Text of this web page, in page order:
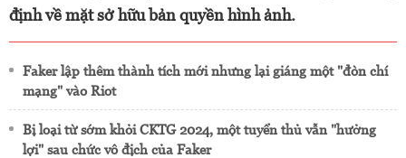
định về mặt sở hữu bản quyền hình ảnh.
Faker lập thêm thành tích mới nhưng lại giáng một "đòn chí
mạng" vào Riot
Bị loại từ sớm khỏi CKTG 2024, một tuyển thủ vẫn "hưởng
lợi" sau chức vô địch của Faker